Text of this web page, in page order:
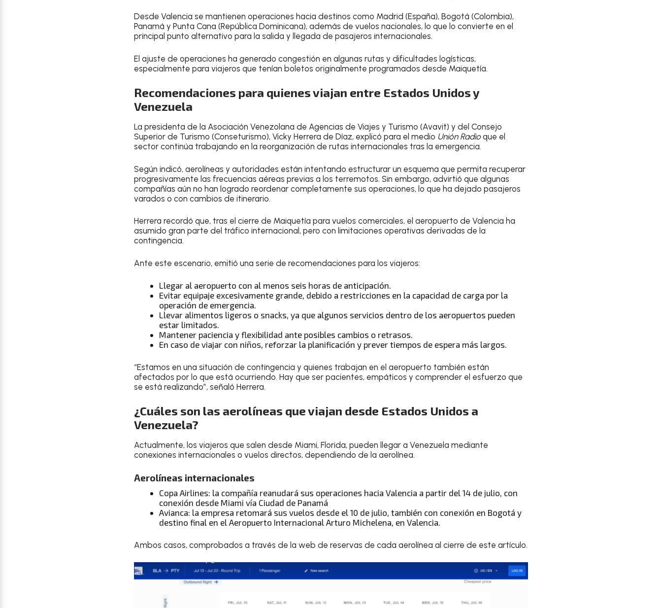
Desde Valencia se mantienen operaciones hacia destinos como Madrid (España), Bogotá (Colombia),
Panamá y Punta Cana (República Dominicana), además de vuelos nacionales, lo que lo convierte en el
principal punto alternativo para la salida y llegada de pasajeros internacionales.
El ajuste de operaciones ha generado congestión en algunas rutas y dificultades logísticas,
especialmente para viajeros que tenían boletos originalmente programados desde Maiquetía.
Recomendaciones para quienes viajan entre Estados Unidos y
Venezuela
La presidenta de la Asociación Venezolana de Agencias de Viajes y Turismo (Avavit) y del Consejo
Superior de Turismo (Conseturismo), Vicky Herrera de Díaz, explicó para el medio Unión Radioque el
sector continúa trabajando en la reorganización de rutas internacionales tras la emergencia.
Según indicó, aerolíneas y autoridades están intentando estructurar un esquema que permita recuperar
progresivamente las frecuencias aéreas previas a los terremotos. Sin embargo, advirtió que algunas
compañías aún no han logrado reordenar completamente sus operaciones, lo que ha dejado pasajeros
varados o con cambios de itinerario.
Herrera recordó que, tras el cierre de Maiquetía para vuelos comerciales, el aeropuerto de Valencia ha
asumido gran parte del tráfico internacional, pero con limitaciones operativas derivadas de la
contingencia.
Ante este escenario, emitió una serie de recomendaciones para los viajeros:
Llegar al aeropuerto con al menos seis horas de anticipación.
Evitar equipaje excesivamente grande, debido a restricciones en la capacidad de carga por la
operación de emergencia.
Llevar alimentos ligeros o snacks, ya que algunos servicios dentro de los aeropuertos pueden
estar limitados.
Mantener paciencia y flexibilidad ante posibles cambios o retrasos.
En caso de viajar con niños, reforzar la planificación y prever tiempos de espera más largos.
“Estamos en una situación de contingencia y quienes trabajan en el aeropuerto también están
afectados por lo que está ocurriendo. Hay que ser pacientes, empáticos y comprender el esfuerzo que
se está realizando”, señaló Herrera.
¿Cuáles son las aerolíneas que viajan desde Estados Unidos a
Venezuela?
Actualmente, los viajeros que salen desde Miami, Florida, pueden llegar a Venezuela mediante
conexiones internacionales o vuelos directos, dependiendo de la aerolínea.
Aerolíneas internacionales
Copa Airlines: la compañía reanudará sus operaciones hacia Valencia a partir del 14 de julio, con
conexión desde Miami vía Ciudad de Panamá
Avianca: la empresa retomará sus vuelos desde el 10 de julio, también con conexión en Bogotá y
destino final en el Aeropuerto Internacional Arturo Michelena, en Valencia.
Ambos casos, comprobados a través de la web de reservas de cada aerolínea al cierre de este artículo.